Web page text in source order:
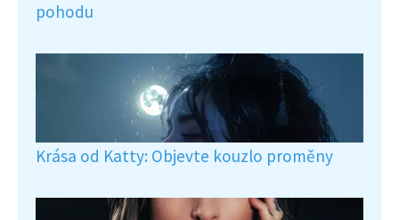
pohodu
Krása od Katty: Objevte kouzlo proměny